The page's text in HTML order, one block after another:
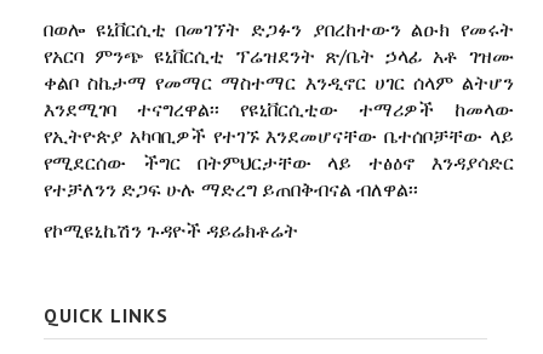
በወሎ ዩኒቨርሲቲ በመገኘት ድጋፉን ያበረከተውን ልዑክ የመሩት
የአርባ ምንጭ ዩኒቨርሲቲ ፕሬዝደንት ጽ/ቤት ኃላፊ አቶ ገዝሙ
ቀልቦ ስኬታማ የመማር ማስተማር እንዲኖር ሀገር ሰላም ልትሆን
እንደሚገባ ተናግረዋል፡፡ የዩኒቨርሲቲው ተማሪዎች ከመላው
የኢትዮጵያ አካባቢዎች የተገኙ እንደመሆናቸው ቤተሰቦቻቸው ላይ
የሚደርሰው ችግር በትምህርታቸው ላይ ተፅዕኖ እንዳያሳድር
የተቻለንን ድጋፍ ሁሉ ማድረግ ይጠበቅብናል ብለዋል፡፡
የኮሚዩኒኬሽን ጉዳዮች ዳይሬክቶሬት
QUICK LINKS